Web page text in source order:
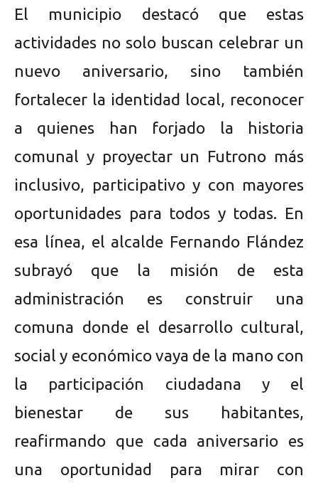
El municipio destacó que estas
actividades no solo buscan celebrar un
nuevo aniversario, sino también
fortalecer la identidad local, reconocer
a quienes han forjado la historia
comunal y proyectar un Futrono más
inclusivo, participativo y con mayores
oportunidades para todos y todas. En
esa línea, el alcalde Fernando Flández
subrayó que la misión de esta
administración es construir una
comuna donde el desarrollo cultural,
social y económico vaya de la mano con
la participación ciudadana y el
bienestar de sus habitantes,
reafirmando que cada aniversario es
una oportunidad para mirar con